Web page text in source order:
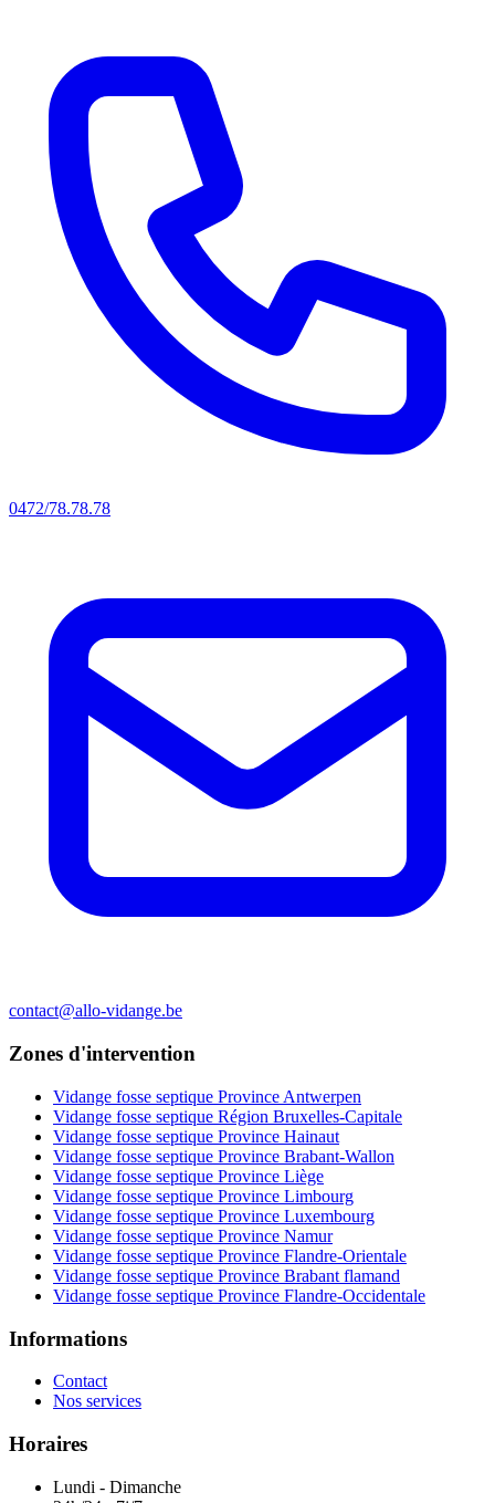
0472/78.78.78
contact@allo-vidange.be
Zones d'intervention
Vidange fosse septique Province Antwerpen
Vidange fosse septique Région Bruxelles-Capitale
Vidange fosse septique Province Hainaut
Vidange fosse septique Province Brabant-Wallon
Vidange fosse septique Province Liège
Vidange fosse septique Province Limbourg
Vidange fosse septique Province Luxembourg
Vidange fosse septique Province Namur
Vidange fosse septique Province Flandre-Orientale
Vidange fosse septique Province Brabant flamand
Vidange fosse septique Province Flandre-Occidentale
Informations
Contact
Nos services
Horaires
Lundi - Dimanche